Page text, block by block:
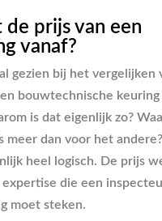
de prijs van een
vanaf?
gezien bij het vergelijken
bouwtechnische keuring
is dat eigenlijk zo?
meer dan voor het
heel logisch. De prijs
die een
moet steken.